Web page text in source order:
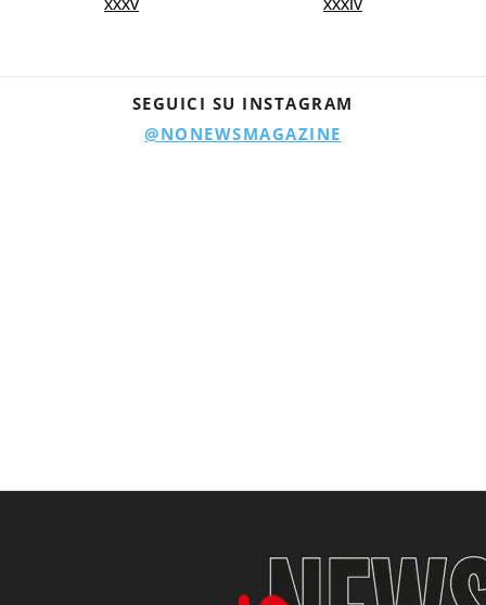
XXXV
XXXIV
SEGUICI SU INSTAGRAM
@NONEWSMAGAZINE